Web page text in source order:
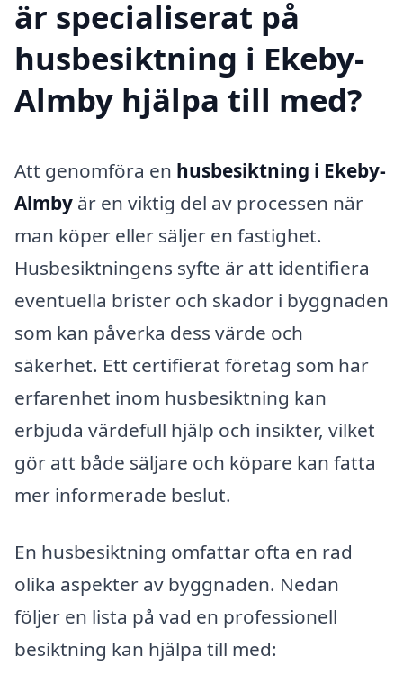
är specialiserat på
husbesiktning i Ekeby-
Almby hjälpa till med?
Att genomföra en husbesiktning i Ekeby-
Almby är en viktig del av processen när
man köper eller säljer en fastighet.
Husbesiktningens syfte är att identifiera
eventuella brister och skador i byggnaden
som kan påverka dess värde och
säkerhet. Ett certifierat företag som har
erfarenhet inom husbesiktning kan
erbjuda värdefull hjälp och insikter, vilket
gör att både säljare och köpare kan fatta
mer informerade beslut.
En husbesiktning omfattar ofta en rad
olika aspekter av byggnaden. Nedan
följer en lista på vad en professionell
besiktning kan hjälpa till med: